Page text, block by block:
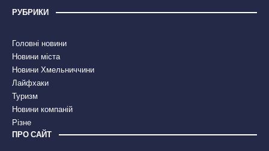
РУБРИКИ
Головні новини
Новини міста
Новини Хмельниччини
Лайфхаки
Туризм
Новини компаній
Різне
ПРО САЙТ